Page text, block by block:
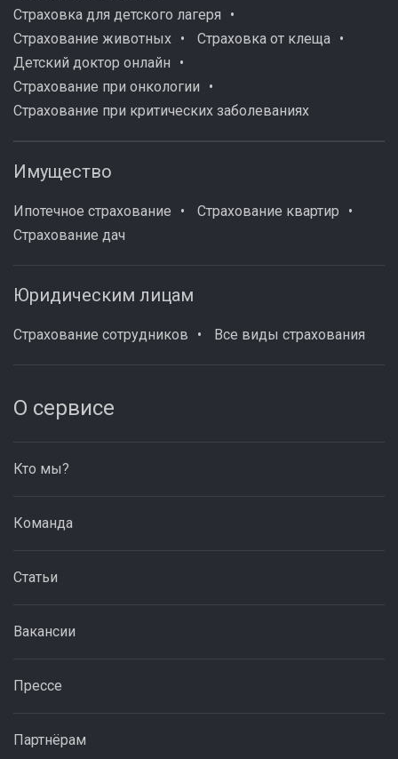
Страховка для детского лагеря
Страхование животных
Страховка от клеща
Детский доктор онлайн
Страхование при онкологии
Страхование при критических заболеваниях
Имущество
Ипотечное страхование
Страхование квартир
Страхование дач
Юридическим лицам
Страхование сотрудников Все виды страхования
О сервисе
Кто мы?
Команда
Статьи
Вакансии
Прессе
Партнёрам